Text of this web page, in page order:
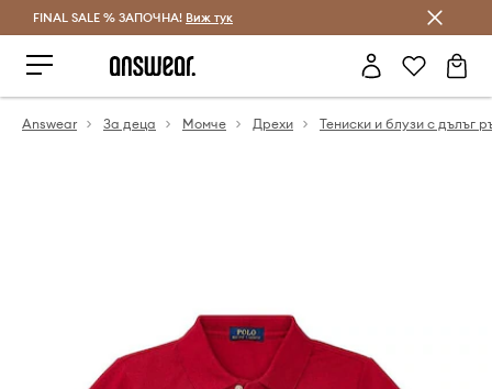
Спестявай с Answear Club
FINAL SALE % ЗАПОЧНА! Виж тук
Answear За деца Момче Дрехи Тениски и блузи с дълъг